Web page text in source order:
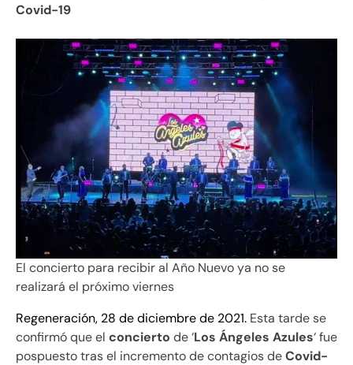
Covid-19
El concierto para recibir al Año Nuevo ya no se
realizará el próximo viernes
Regeneración, 28 de diciembre de 2021. Esta tarde se
confirmó que el concierto de ‘Los Ángeles Azules‘ fue
pospuesto tras el incremento de contagios deCovid-